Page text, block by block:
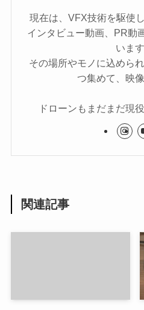
現在は、VFX技術を駆使
インタビュー動画、PR動
います
その場所やモノに込めら
つ集めて、映
ドローンもまだまだ現
関連記事